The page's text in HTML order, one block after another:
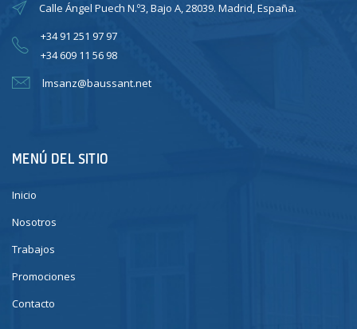
Calle Ángel Puech N.º3, Bajo A, 28039. Madrid, España.
+34 91 251 97 97
+34 609 11 56 98
lmsanz@baussant.net
MENÚ DEL SITIO
Inicio
Nosotros
Trabajos
Promociones
Contacto